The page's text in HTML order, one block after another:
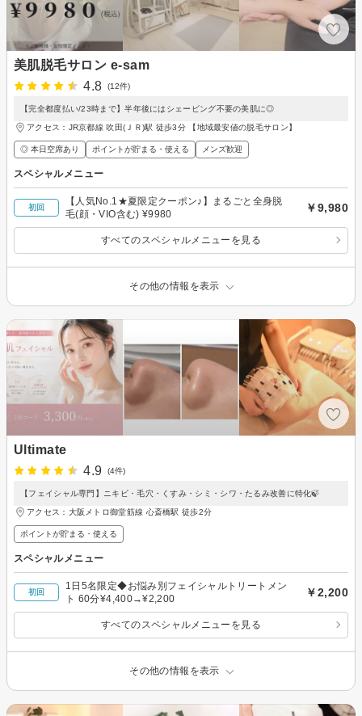
美肌脱毛サロン e-sam
4.8
(12件)
【完全都度払い/23時まで】半年後にはシェービング不要の美肌に◎
アクセス：JR京都線 吹田(ＪＲ)駅 徒歩3分 【地域最安値の脱毛サロン】
◎ 本日空席あり ポイントが貯まる・使える メンズ歓迎
スペシャルメニュー
初回
【人気No.1★夏限定クーポン♪】まるごと全身脱
毛(顔・VIO含む) ¥9980
￥9,980
すべてのスペシャルメニューを見る
その他の情報を表示
Ultimate
4.9
(4件)
【フェイシャル専門】ニキビ・毛穴・くすみ・シミ・シワ・たるみ改善に特化🍃
アクセス：大阪メトロ御堂筋線 心斎橋駅 徒歩2分
ポイントが貯まる・使える
スペシャルメニュー
初回
1日5名限定◆お悩み別フェイシャルトリートメン
ト 60分¥4,400→¥2,200
￥2,200
すべてのスペシャルメニューを見る
その他の情報を表示